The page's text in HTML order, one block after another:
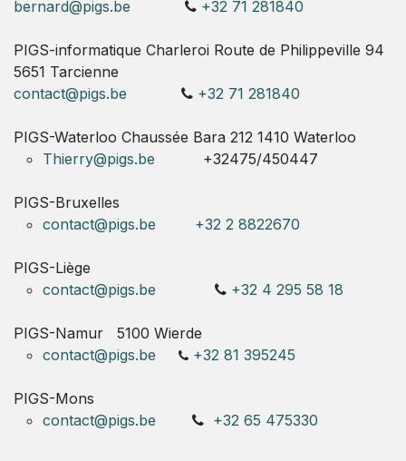
bernard@pigs.be +32 71 281840
PIGS-informatique Charleroi Route de Philippeville 94
5651 Tarcienne
contact@pigs.be
+32 71 281840
PIGS-Waterloo Chaussée Bara 212 1410 Waterloo
Thierry@pigs.be
+32475/450447
PIGS-Bruxelles
contact@pigs.be
+32 2 8822670
PIGS-Liège
contact@pigs.be
+32 4 295 58 18
PIGS-Namur
5100 Wierde
contact@pigs.be
+32 81 395245
PIGS-Mons
contact@pigs.be
+32 65 475330